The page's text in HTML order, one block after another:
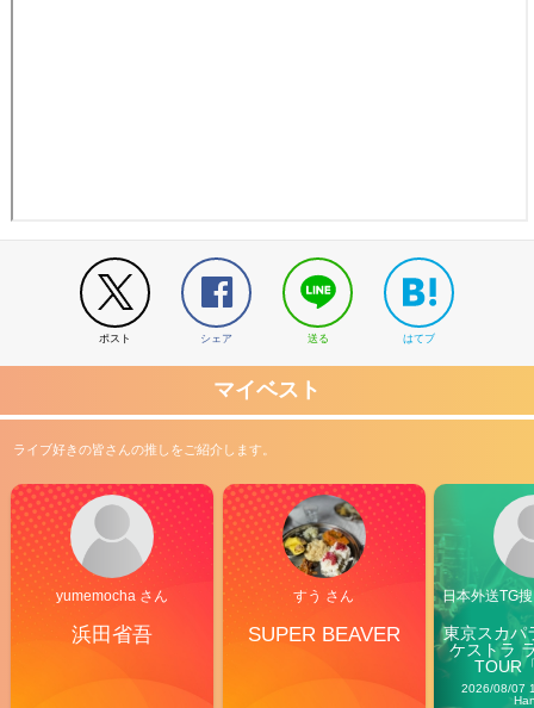
ポスト シェア 送る はてブ
マイベスト
ライブ好きの皆さんの推しをご紹介します。
yumemocha さん
浜田省吾
すう さん
SUPER BEAVER
日本外送TG
東京スカパ
ケストラ
TOUR
2026/08/07